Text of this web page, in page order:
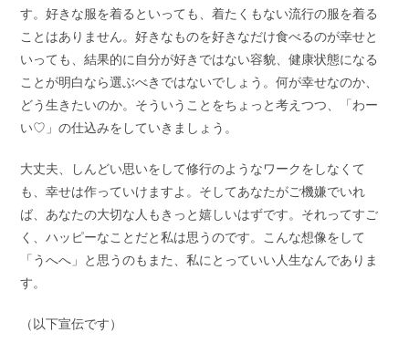
す。好きな服を着るといっても、着たくもない流行の服を着る
ことはありません。好きなものを好きなだけ食べるのが幸せと
いっても、結果的に自分が好きではない容貌、健康状態になる
ことが明白なら選ぶべきではないでしょう。何が幸せなのか、
どう生きたいのか。そういうことをちょっと考えつつ、「わー
い♡」の仕込みをしていきましょう。
大丈夫、しんどい思いをして修行のようなワークをしなくて
も、幸せは作っていけますよ。そしてあなたがご機嫌でいれ
ば、あなたの大切な人もきっと嬉しいはずです。それってすご
く、ハッピーなことだと私は思うのです。こんな想像をして
「うへへ」と思うのもまた、私にとっていい人生なんでありま
す。
（以下宣伝です）